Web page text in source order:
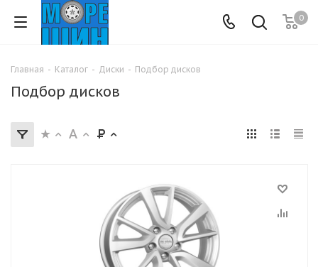
0
Главная - Каталог - Диски - Подбор дисков
Подбор дисков